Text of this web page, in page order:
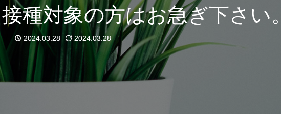
種対象の方はお急ぎ下さい。
2024.03.28 2024.03.28